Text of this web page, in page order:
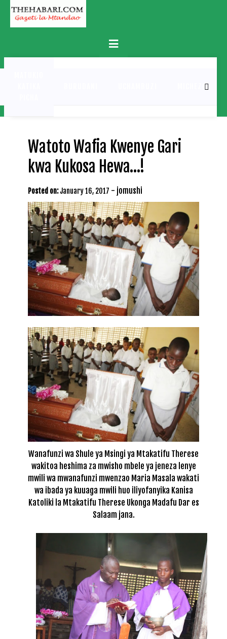
Skip
content
Primary
Menu
MICHEZO
Watoto Wafia Kwenye Gari
kwa Kukosa Hewa…!
Posted on: January 16, 2017 - jomushi
Wanafunzi wa Shule ya Msingi ya Mtakatifu Therese
wakitoa heshima za mwisho mbele ya jeneza lenye
mwili wa mwanafunzi mwenzao Maria Masala wakati
wa ibada ya kuuaga mwili huo iliyofanyika Kanisa
Katoliki la Mtakatifu Therese Ukonga Madafu Dar es
Salaam jana.